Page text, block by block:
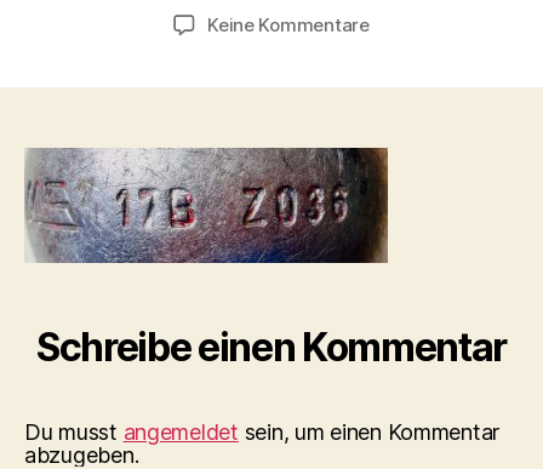
Keine Kommentarezu
Schreibe einen Kommentar
Du musst angemeldet sein, um einen Kommentar
abzugeben.